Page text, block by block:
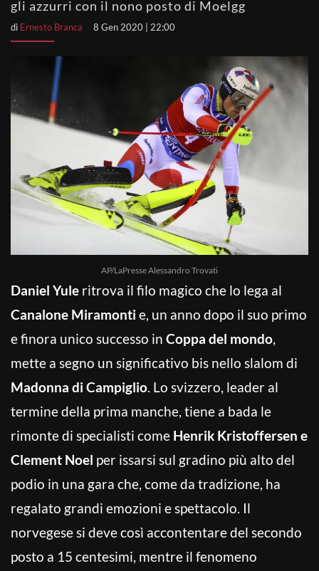
gli azzurri con il nono posto di Moelgg
di Ernesto Branca 8 Gen 2020 | 22:00
AP/LaPresse Alessandro Trovati
Daniel Yule ritrova il filo magico che lo lega al
Canalone Miramonti e, un anno dopo il suo primo
e finora unico successo in Coppa del mondo,
mette a segno un significativo bis nello slalom di
Madonna di Campiglio. Lo svizzero, leader al
termine della prima manche, tiene a bada le
rimonte di specialisti come Henrik Kristoffersen e
Clement Noel per issarsi sul gradino più alto del
podio in una gara che, come da tradizione, ha
regalato grandi emozioni e spettacolo. Il
norvegese si deve così accontentare del secondo
posto a 15 centesimi, mentre il fenomeno